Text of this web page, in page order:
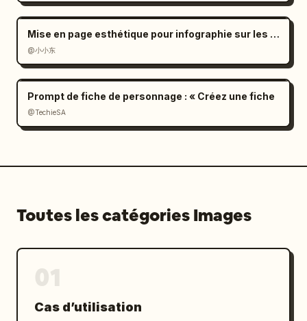
Mise en page esthétique pour infographie sur les dialectes ethniques
@小小东
Prompt de fiche de personnage : « Créez une fiche
@TechieSA
Toutes les catégories Images
Cas d’utilisation